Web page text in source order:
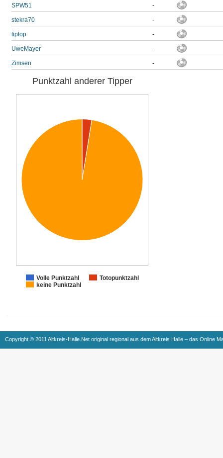
SPW51 -
stekra70 -
tiptop -
UweMayer -
Zimsen -
Punktzahl anderer Tipper
Volle Punktzahl
Totopunktzahl
keine Punktzahl
Copyright © 2011 Altkreis-Halle.Net original regional aus dem Altkreis Halle – das Online